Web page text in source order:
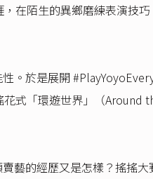
在陌生的異鄉磨練表演技
。於是展開
式「環遊世界」（
藝的經歷又是怎樣？搖搖